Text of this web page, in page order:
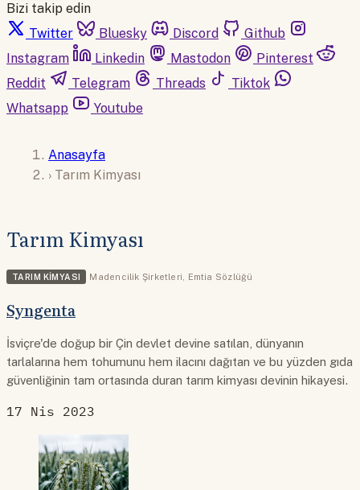
Bizi takip edin
Twitter
Bluesky Discord
Github
Instagram
Linkedin Mastodon
Pinterest
Reddit
Telegram Threads
Tiktok
Whatsapp
Youtube
Anasayfa
› Tarım Kimyası
Tarım Kimyası
TARIM KIMYASI Madencilik Şirketleri, Emtia Sözlüğü
Syngenta
İsviçre'de doğup bir Çin devlet devine satılan, dünyanın
tarlalarına hem tohumunu hem ilacını dağıtan ve bu yüzden gıda
güvenliğinin tam ortasında duran tarım kimyası devinin hikayesi.
17 Nis 2023